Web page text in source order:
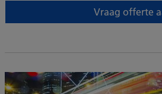
Vraag offerte